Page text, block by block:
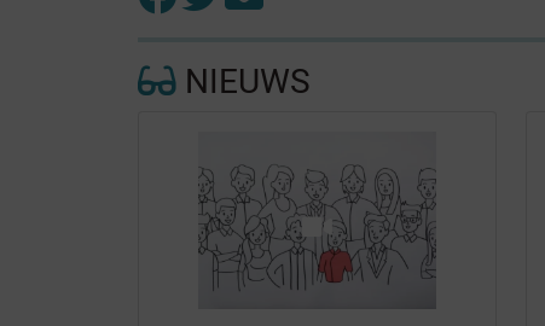
NIEUWS